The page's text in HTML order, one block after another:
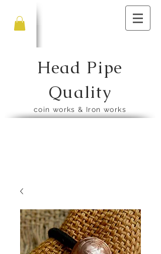
Head Pipe
Quality
​coin works & Iron works